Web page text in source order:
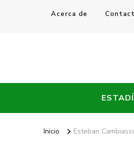
Acerca de
Every Fútbol
Inicio Esteban